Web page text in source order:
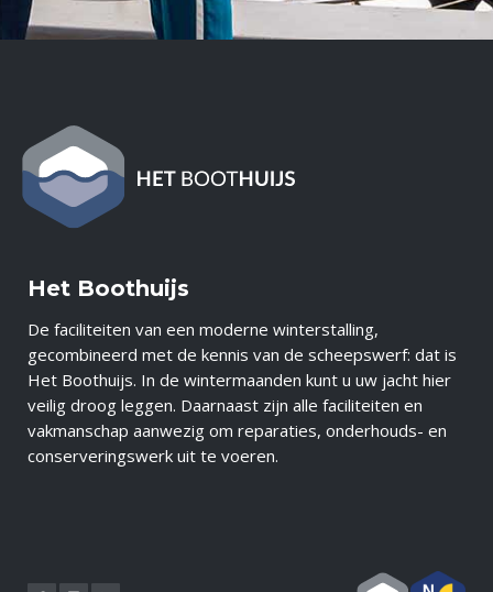
Het Boothuijs
De faciliteiten van een moderne winterstalling,
gecombineerd met de kennis van de scheepswerf: dat is
Het Boothuijs. In de wintermaanden kunt u uw jacht hier
veilig droog leggen. Daarnaast zijn alle faciliteiten en
vakmanschap aanwezig om reparaties, onderhouds- en
conserveringswerk uit te voeren.